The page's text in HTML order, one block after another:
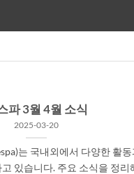
파 3월 4월 소식
2025-03-20
는 국내외에서 다양한 활
있습니다. 주요 소식을 정리